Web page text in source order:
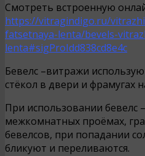
Смотреть встроенную
https://vitragindigo.ru/
fatsetnaya-lenta/bevels-
lenta#sigProIdd838cd8e4c
Бевелс –витражи
стёкол в двери и фрамугах
При использовании бевелс
межкомнатных проёмах,
бевелсов, при попадании
бликуют и переливаются.